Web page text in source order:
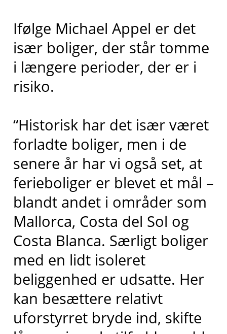
Ifølge Michael Appel er det
især boliger, der står tomme
i længere perioder, der er i
risiko.
“Historisk har det især været
forladte boliger, men i de
senere år har vi også set, at
ferieboliger er blevet et mål –
blandt andet i områder som
Mallorca, Costa del Sol og
Costa Blanca. Særligt boliger
med en lidt isoleret
beliggenhed er udsatte. Her
kan besættere relativt
uforstyrret bryde ind, skifte